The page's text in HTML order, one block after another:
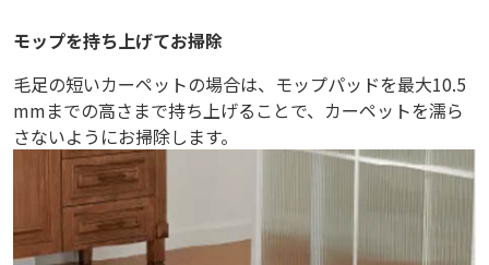
モップを持ち上げてお掃除
毛足の短いカーペットの場合は、モップパッドを最大10.5
mmまでの高さまで持ち上げることで、カーペットを濡ら
さないようにお掃除します。